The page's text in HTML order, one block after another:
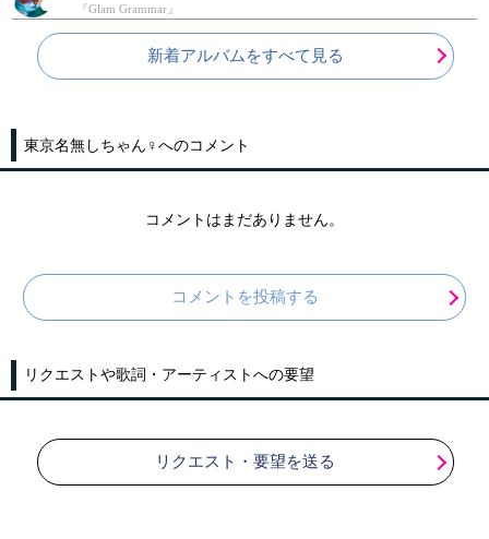
『Glam Grammar』
新着アルバムをすべて見る
東京名無しちゃん♀へのコメント
コメントはまだありません。
コメントを投稿する
リクエストや歌詞・アーティストへの要望
リクエスト・要望を送る